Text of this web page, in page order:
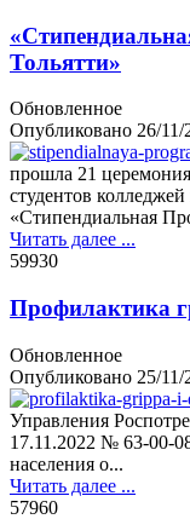
Тольятти»
Обновленное
Опубликовано 26/11/
прошла 21
студентов
«Стипендиальная
Читать далее ...
59930
Профилактика
Обновленное
Опубликовано 25/11/
Управления
17.11.2022 № 63-00-
населения о...
Читать далее ...
57960